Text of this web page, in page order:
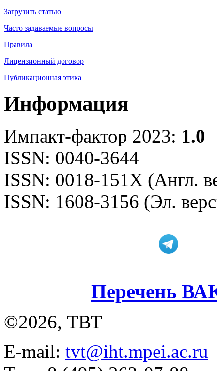
Загрузить статью
Часто задаваемые вопросы
Правила
Лицензионный договор
Публикационная этика
Информация
Импакт-фактор 2023: 1.0
ISSN: 0040-3644
ISSN: 0018-151X (Англ.
ISSN: 1608-3156 (Эл.
Перечень
©2026, ТВТ
E-mail: tvt@iht.mpei.ac.ru